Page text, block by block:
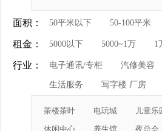
面积： 50平米以下 50-100平米
租金： 5000以下 5000~1万 1
行业： 电子通讯/专柜 汽修美容
生活服务 写字楼 厂房
茶楼茶叶 电玩城 儿童乐
休闲中心
养生馆 夜总会